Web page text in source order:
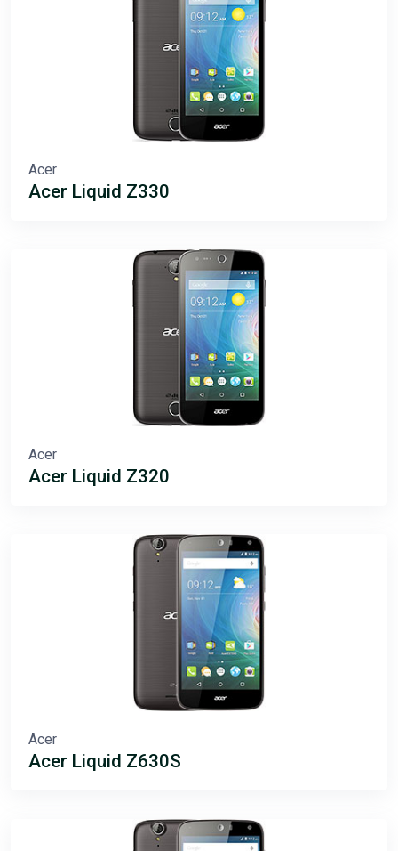
Acer
Acer Liquid Z330
Acer
Acer Liquid Z320
Acer
Acer Liquid Z630S